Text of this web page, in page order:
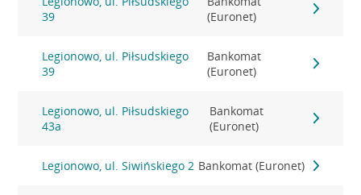
39
(Euronet)
Legionowo, ul. Piłsudskiego
39
Bankomat
(Euronet)
Legionowo, ul. Piłsudskiego
43a
Bankomat
(Euronet)
Legionowo, ul. Siwińskiego 2 Bankomat (Euronet)